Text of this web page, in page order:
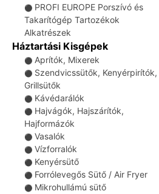
⚫ PROFI EUROPE Porszívó és
Takarítógép Tartozékok
Alkatrészek
Háztartási Kisgépek
⚫ Aprítók, Mixerek
⚫ Szendvicssütők, Kenyérpirítók,
Grillsütők
⚫ Kávédarálók
⚫ Hajvágók, Hajszárítók,
Hajformázók
⚫ Vasalók
⚫ Vízforralók
⚫ Kenyérsütő
⚫ Forrólevegős Sütő / Air Fryer
⚫ Mikrohullámú sütő